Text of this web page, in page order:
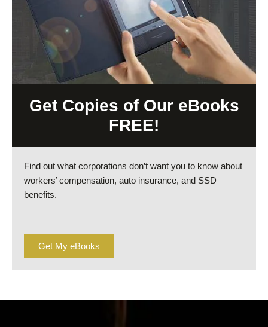
Get Copies of Our eBooks
FREE!
Find out what corporations don’t want you to know about
workers’ compensation, auto insurance, and SSD
benefits.
Get My eBooks